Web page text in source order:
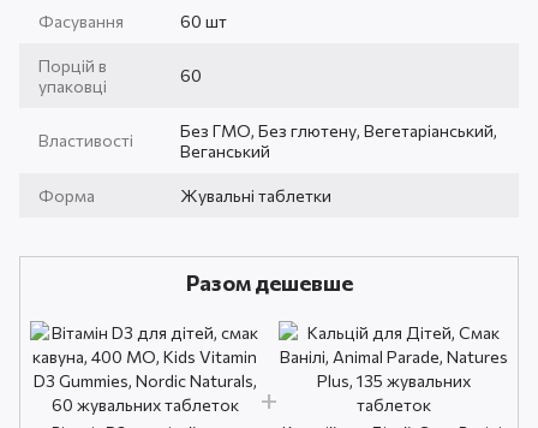
Фасування 60 шт
Порцій в
упаковці
60
Властивості
Без ГМО, Без глютену, Вегетаріанський,
Веганський
Форма Жувальні таблетки
Разом дешевше